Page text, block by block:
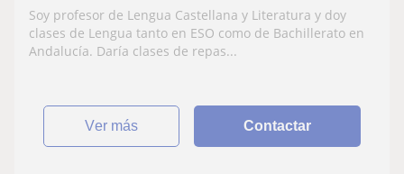
Soy profesor de Lengua Castellana y Literatura y doy
clases de Lengua tanto en ESO como de Bachillerato en
Andalucía. Daría clases de repas...
ver más Contactar